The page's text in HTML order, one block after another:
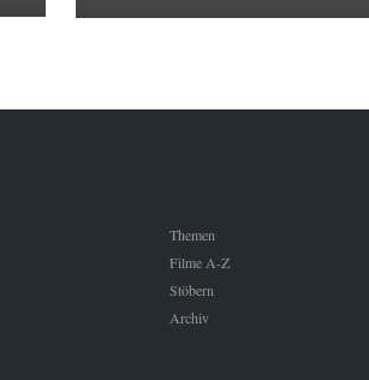
Schnee.
Themen
Filme A-Z
Stöbern
Archiv